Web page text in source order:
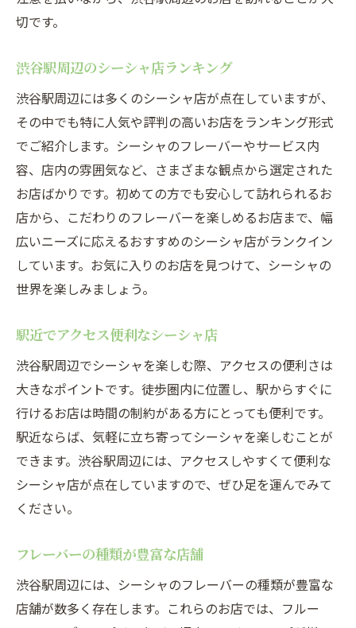
切です。
渋谷駅周辺のシーシャ店ランキング
渋谷駅周辺には多くのシーシャ店が点在していますが、
その中でも特に人気や評判の高いお店をランキング形式
でご紹介します。シーシャのフレーバーやサービス内
容、店内の雰囲気など、さまざまな観点から選定された
お店ばかりです。初めての方でも安心して訪れられるお
店から、こだわりのフレーバーを楽しめるお店まで、幅
広いニーズに応えるおすすめのシーシャ店がランクイン
しています。お気に入りのお店を見つけて、シーシャの
世界を楽しみましょう。
駅近でアクセス便利なシーシャ店
渋谷駅周辺でシーシャを楽しむ際、アクセスの便利さは
大きなポイントです。徒歩圏内に位置し、駅からすぐに
行けるお店は時間の制約がある方にとっても便利です。
駅近ならば、気軽に立ち寄ってシーシャを楽しむことが
できます。渋谷駅周辺には、アクセスしやすくて便利な
シーシャ店が点在していますので、ぜひ足を運んでみて
ください。
フレーバーの種類が豊富な店舗
渋谷駅周辺には、シーシャのフレーバーの種類が豊富な
店舗が数多く存在します。これらのお店では、フルー